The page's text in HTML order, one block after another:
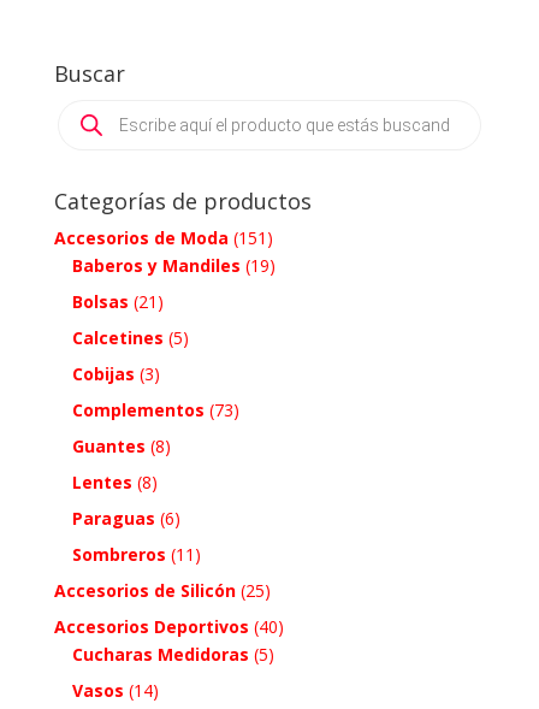
Buscar
search
Categorías de productos
Accesorios de Moda (151)
Baberos y Mandiles (19)
Bolsas (21)
Calcetines (5)
Cobijas (3)
Complementos (73)
Guantes (8)
Lentes (8)
Paraguas (6)
Sombreros (11)
Accesorios de Silicón (25)
Accesorios Deportivos (40)
Cucharas Medidoras (5)
Vasos (14)